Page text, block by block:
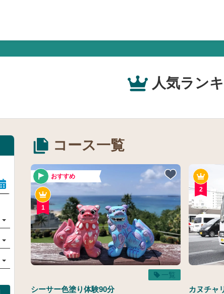
人気ラン
コース一覧
おすすめ
1
一覧
シーサー色塗り体験90分
2
カヌチャ